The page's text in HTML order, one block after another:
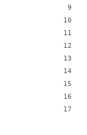
9
10
11
12
13
14
15
16
17